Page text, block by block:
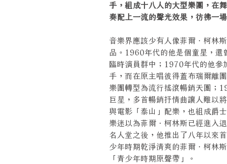
手，組成十八人的大型樂團，在
奏配上一流的聲光效果，彷彿一
音樂界應該少有人像菲爾．柯林
品。1960年代的他是個童星，還
臨時演員群中；1970年代的他參
手，而在原主唱彼得蓋布瑞爾離
樂團轉型為流行搖滾暢銷天團；
巨星，多首暢銷抒情曲讓人難以
與電影「泰山」配樂，也組成爵
樂迷以為菲爾．柯林斯已經進入
名人堂之後，他推出了八年以來
少年時期乾淨清爽的菲爾．柯林
「青少年時期原聲帶」。